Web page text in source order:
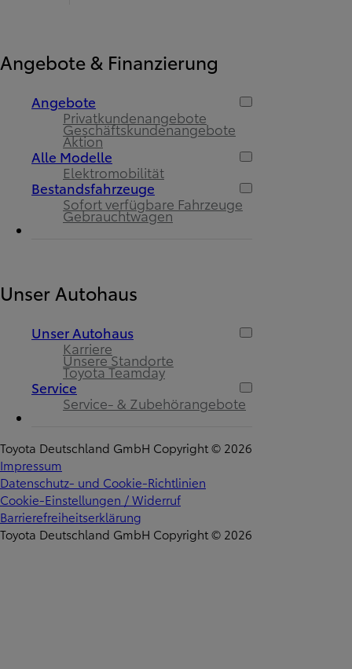
Angebote & Finanzierung
Angebote
Privatkundenangebote
Geschäftskundenangebote
Aktion
Alle Modelle
Elektromobilität
Bestandsfahrzeuge
Sofort verfügbare Fahrzeuge
Gebrauchtwagen
Unser Autohaus
Unser Autohaus
Karriere
Unsere Standorte
Toyota Teamday
Service
Service- & Zubehörangebote
Toyota Deutschland GmbH Copyright © 2026
Impressum
Datenschutz- und Cookie-Richtlinien
Cookie-Einstellungen / Widerruf
Barrierefreiheitserklärung
Toyota Deutschland GmbH Copyright © 2026